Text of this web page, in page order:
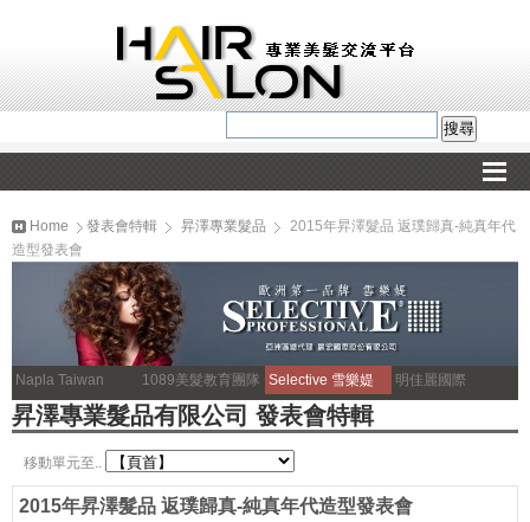
Home 發表會特輯 昇澤專業髮品
2015年昇澤髮品 返璞歸真-純真年代
造型發表會
Napla Taiwan 1089美髮教育團隊 Selective 雪樂媞 明佳麗國際
昇澤專業髮品有限公司 發表會特輯
移動單元至..
2015年昇澤髮品 返璞歸真-純真年代造型發表會